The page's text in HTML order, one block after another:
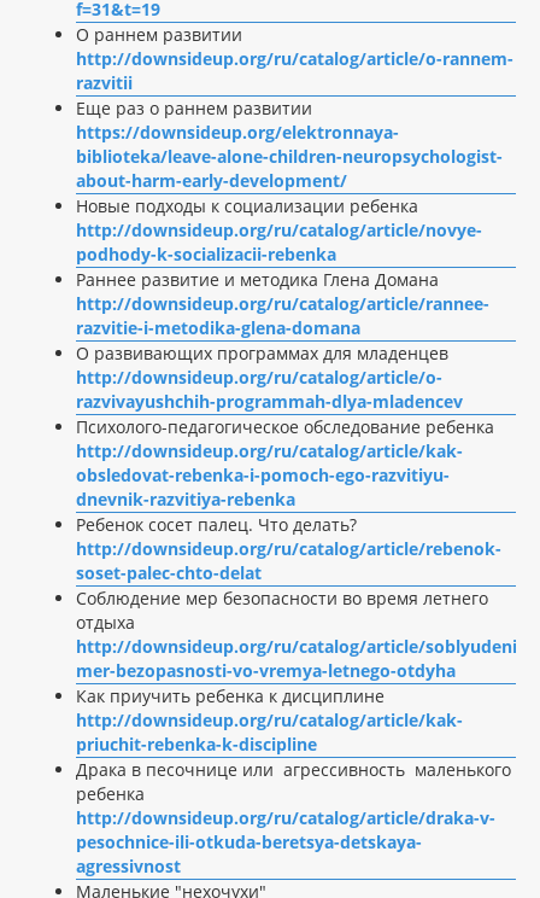
f=31&t=19
О раннем развитии
http://downsideup.org/ru/catalog/article/o-rannem-
razvitii
Еще раз о раннем развитии
https://downsideup.org/elektronnaya-
biblioteka/leave-alone-children-neuropsychologist-
about-harm-early-development/
Новые подходы к социализации ребенка
http://downsideup.org/ru/catalog/article/novye-
podhody-k-socializacii-rebenka
Раннее развитие и методика Глена Домана
http://downsideup.org/ru/catalog/article/rannee-
razvitie-i-metodika-glena-domana
О развивающих программах для младенцев
http://downsideup.org/ru/catalog/article/o-
razvivayushchih-programmah-dlya-mladencev
Психолого-педагогическое обследование ребенка
http://downsideup.org/ru/catalog/article/kak-
obsledovat-rebenka-i-pomoch-ego-razvitiyu-
dnevnik-razvitiya-rebenka
Ребенок сосет палец. Что делать?
http://downsideup.org/ru/catalog/article/rebenok-
soset-palec-chto-delat
Соблюдение мер безопасности во время летнего
отдыха
http://downsideup.org/ru/catalog/article/soblyudenie-
mer-bezopasnosti-vo-vremya-letnego-otdyha
Как приучить ребенка к дисциплине
http://downsideup.org/ru/catalog/article/kak-
priuchit-rebenka-k-discipline
Драка в песочнице или агрессивность маленького
ребенка
http://downsideup.org/ru/catalog/article/draka-v-
pesochnice-ili-otkuda-beretsya-detskaya-
agressivnost
Маленькие "нехочухи"